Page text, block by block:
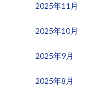
2025年11月
2025年10月
2025年9月
2025年8月